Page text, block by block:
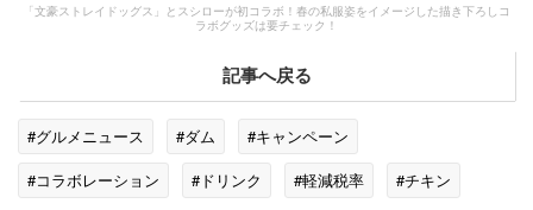
「文豪ストレイドッグス」とスシローが初コラボ！春の私服姿をイメージした描き下ろしコ
ラボグッズは要チェック！
記事へ戻る
#グルメニュース #ダム
#キャンペーン
#コラボレーション
#ドリンク #軽減税率
#チキン